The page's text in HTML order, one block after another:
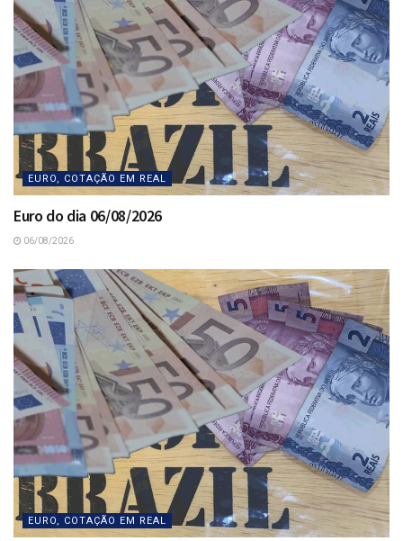
EURO, COTAÇÃO EM REAL
Euro do dia 06/08/2026
06/08/2026
EURO, COTAÇÃO EM REAL